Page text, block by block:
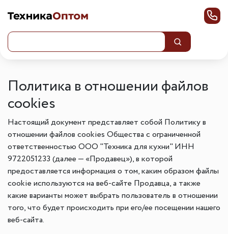
Политика в отношении файлов
cookies
Настоящий документ представляет собой Политику в
отношении файлов cookies Общества с ограниченной
ответственностью ООО "Техника для кухни" ИНН
9722051233 (далее — «Продавец»), в которой
предоставляется информация о том, каким образом файлы
cookie используются на веб-сайте Продавца, а также
какие варианты может выбрать пользователь в отношении
того, что будет происходить при его/ее посещении нашего
веб-сайта.